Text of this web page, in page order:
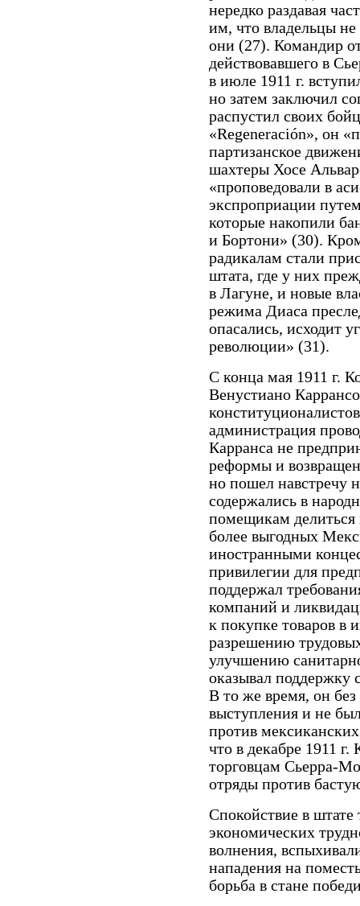
нередко раздавая
им, что владельцы
они (27). Командир
действовавшего в
в июле 1911 г.
но затем заключил
распустил своих
«Regeneración», он
партизанское
шахтеры Хосе
«проповедовали в
экспроприации
которые накопили
и Бортони» (30).
радикалам стали
штата, где у них
в Лагуне, и новые
режима Диаса
опасались, исходит
революции» (31).
C конца мая 1911 г.
Венустиано
администрация
Карранса не
реформы и
но пошел навстречу
содержались в
помещикам делиться
более выгодных
иностранными
привилегии для
поддержал
компаний и
к покупке товаров в
разрешению
улучшению
оказывал поддержку
В то же время, он
выступления и не
против
что в декабре 1911
торговцам Сьерра-
отряды против
Спокойствие в
экономических
волнения,
нападения на
борьба в стане